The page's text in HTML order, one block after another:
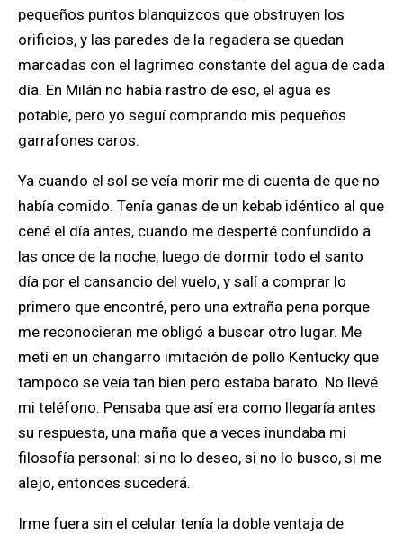
pequeños puntos blanquizcos que obstruyen los
orificios, y las paredes de la regadera se quedan
marcadas con el lagrimeo constante del agua de cada
día. En Milán no había rastro de eso, el agua es
potable, pero yo seguí comprando mis pequeños
garrafones caros.
Ya cuando el sol se veía morir me di cuenta de que no
había comido. Tenía ganas de un kebab idéntico al que
cené el día antes, cuando me desperté confundido a
las once de la noche, luego de dormir todo el santo
día por el cansancio del vuelo, y salí a comprar lo
primero que encontré, pero una extraña pena porque
me reconocieran me obligó a buscar otro lugar. Me
metí en un changarro imitación de pollo Kentucky que
tampoco se veía tan bien pero estaba barato. No llevé
mi teléfono. Pensaba que así era como llegaría antes
su respuesta, una maña que a veces inundaba mi
filosofía personal: si no lo deseo, si no lo busco, si me
alejo, entonces sucederá.
Irme fuera sin el celular tenía la doble ventaja de